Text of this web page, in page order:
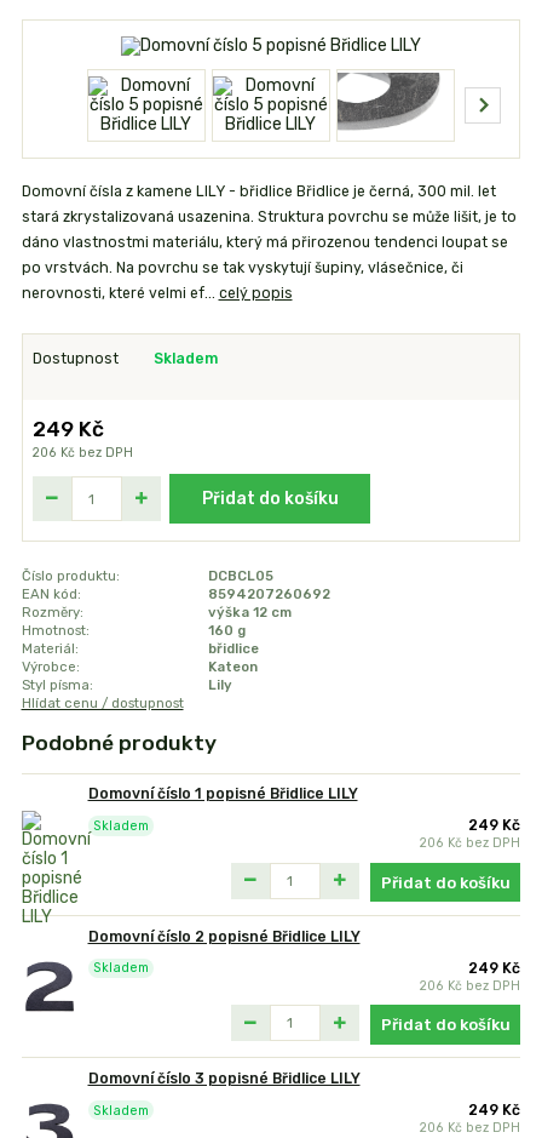
Domovní čísla z kamene LILY - břidlice Břidlice je černá, 300 mil. let
stará zkrystalizovaná usazenina. Struktura povrchu se může lišit, je to
dáno vlastnostmi materiálu, který má přirozenou tendenci loupat se
po vrstvách. Na povrchu se tak vyskytují šupiny, vlásečnice, či
nerovnosti, které velmi ef... celý popis
Dostupnost Skladem
249 Kč
206 Kč bez DPH
Přidat do košíku
Číslo produktu:
DCBCL05
EAN kód:
8594207260692
Rozměry:
výška 12 cm
Hmotnost:
160 g
Materiál:
břidlice
Výrobce:
Kateon
Styl písma:
Lily
Hlídat cenu / dostupnost
Podobné produkty
Domovní číslo 1 popisné Břidlice LILY
249 Kč
206 Kč bez DPH
Skladem
Přidat do košíku
Domovní číslo 2 popisné Břidlice LILY
249 Kč
206 Kč bez DPH
Skladem
Přidat do košíku
Domovní číslo 3 popisné Břidlice LILY
249 Kč
206 Kč bez DPH
Skladem